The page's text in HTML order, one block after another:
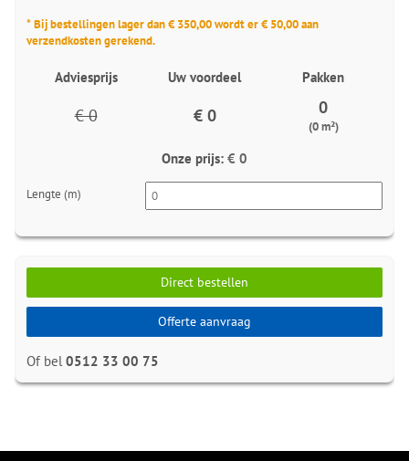
* Bij bestellingen lager dan € 350,00 wordt er € 50,00 aan
verzendkosten gerekend.
Adviesprijs Uw voordeel Pakken
€ 0 € 0 0
(0 m²)
Onze prijs: € 0
Lengte (m)
Direct bestellen
Offerte aanvraag
Of bel 0512 33 00 75